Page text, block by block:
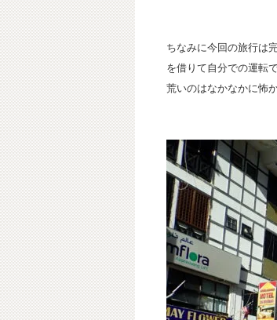
ちなみに今回の旅行は
を借りて自分での運転
荒いのはなかなかに怖